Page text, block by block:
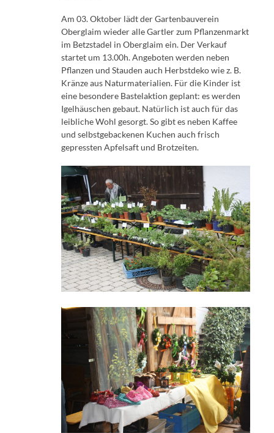
Am 03. Oktober lädt der Gartenbauverein
Oberglaim wieder alle Gartler zum Pflanzenmarkt
im Betzstadel in Oberglaim ein. Der Verkauf
startet um 13.00h. Angeboten werden neben
Pflanzen und Stauden auch Herbstdeko wie z. B.
Kränze aus Naturmaterialien. Für die Kinder ist
eine besondere Bastelaktion geplant: es werden
Igelhäuschen gebaut. Natürlich ist auch für das
leibliche Wohl gesorgt. So gibt es neben Kaffee
und selbstgebackenen Kuchen auch frisch
gepressten Apfelsaft und Brotzeiten.